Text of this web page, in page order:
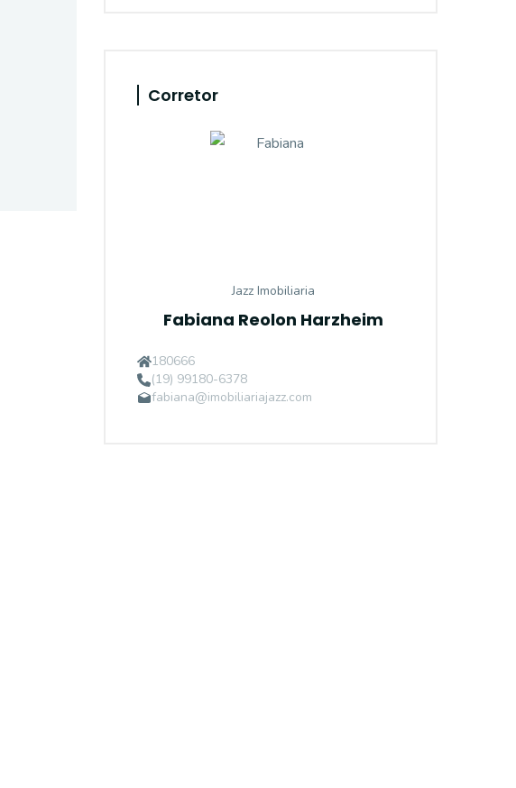
Corretor
Jazz Imobiliaria
Fabiana Reolon Harzheim
180666
(19) 99180-6378
fabiana@imobiliariajazz.com